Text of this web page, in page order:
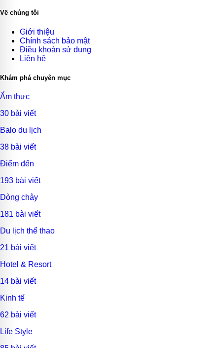
Về chúng tôi
Giới thiệu
Chính sách bảo mật
Điều khoản sử dụng
Liên hệ
Khám phá chuyên mục
Ẩm thực
30 bài viết
Balo du lịch
38 bài viết
Điểm đến
193 bài viết
Dòng chảy
181 bài viết
Du lịch thể thao
21 bài viết
Hotel & Resort
14 bài viết
Kinh tế
62 bài viết
Life Style